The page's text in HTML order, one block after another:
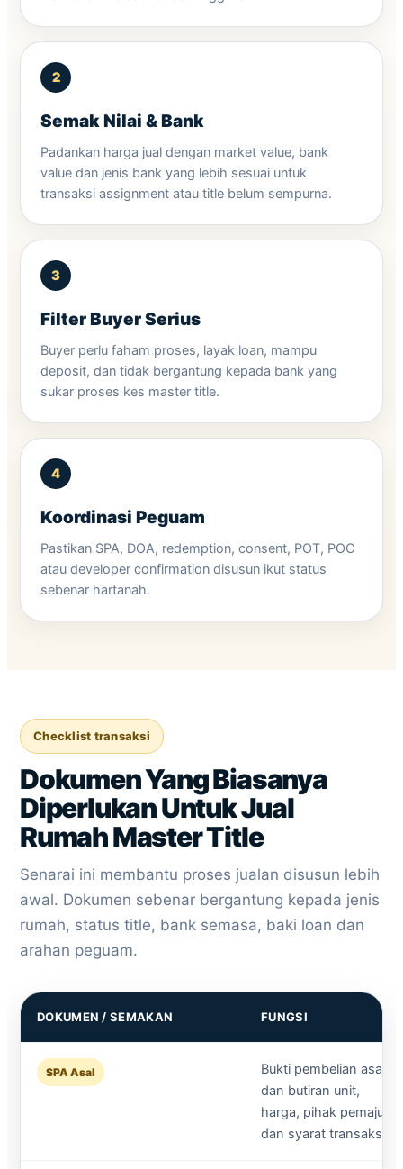
Semak Nilai & Bank
Padankan harga jual dengan market value, bank
value dan jenis bank yang lebih sesuai untuk
transaksi assignment atau title belum sempurna.
Filter Buyer Serius
Buyer perlu faham proses, layak loan, mampu
deposit, dan tidak bergantung kepada bank yang
sukar proses kes master title.
Koordinasi Peguam
Pastikan SPA, DOA, redemption, consent, POT, POC
atau developer confirmation disusun ikut status
sebenar hartanah.
Checklist transaksi
Dokumen Yang Biasanya
Diperlukan Untuk Jual
Rumah Master Title
Senarai ini membantu proses jualan disusun lebih
awal. Dokumen sebenar bergantung kepada jenis
rumah, status title, bank semasa, baki loan dan
arahan peguam.
DOKUMEN / SEMAKAN FUNGSI
SPA Asal
Bukti pembelian asal
dan butiran unit,
harga, pihak pemaju
dan syarat transaksi.